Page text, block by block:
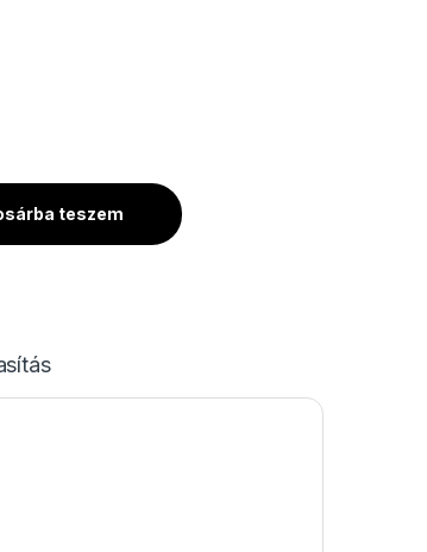
Ø 55mm - Rózsaszín - 1 kg mennyiség
teszem